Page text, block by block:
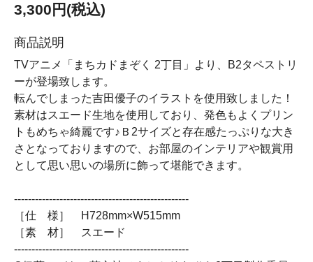
3,300円(税込)
商品説明
TVアニメ「まちカドまぞく 2丁目」より、B2タペストリ
ーが登場致します。
転んでしまった吉田優子のイラストを使用致しました！
素材はスエード生地を使用しており、発色もよくプリン
トもめちゃ綺麗です♪Ｂ2サイズと存在感たっぷりな大き
さとなっておりますので、お部屋のインテリアや観賞用
として思い思いの場所に飾って堪能できます。
--------------------------------------------------
［仕 様］ H728mm×W515mm
［素 材］ スエード
--------------------------------------------------